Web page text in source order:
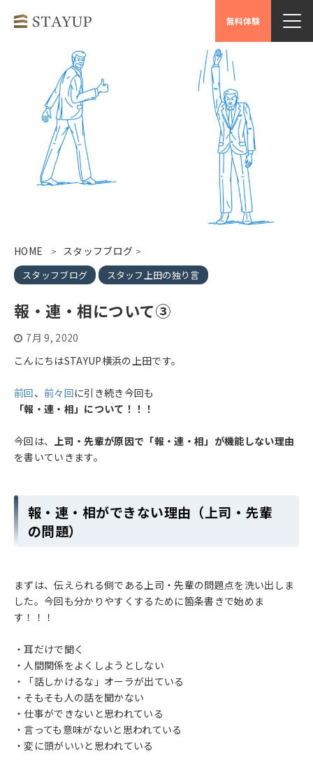
無料体験
HOME > スタッフブログ >
スタッフブログ
スタッフ上田の独り言
報・連・相について③
7月 9, 2020
こんにちはSTAYUP横浜の上田です。
前回、 前々回に引き続き今回も
「報・連・相」について！！！
今回は、 上司・先輩が原因で「報・連・相」が機能しない理由
を書いていきます。
報・連・相ができない理由（上司・先輩
の問題）
まずは、伝えられる側である上司・先輩の問題点を洗い出しま
した。今回も分かりやすくするために箇条書きで始めま
す！！！
・耳だけで聞く
・人間関係をよくしようとしない
・「話しかけるな」オーラが出ている
・そもそも人の話を聞かない
・仕事ができないと思われている
・言っても意味がないと思われている
・変に頭がいいと思われている